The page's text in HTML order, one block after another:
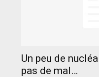
Un peu de
pas de mal…